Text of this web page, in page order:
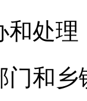
和处
门和